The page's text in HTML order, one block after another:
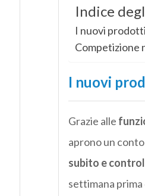
Indice
I nuovi
Competizione
I nuovi
Grazie alle
aprono un
subito e
settimana prima